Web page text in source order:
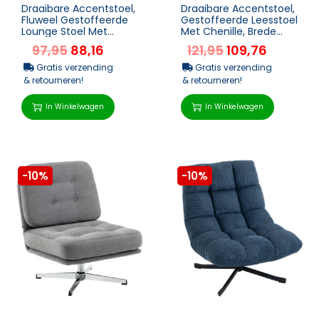
Draaibare Accentstoel,
Fluweel Gestoffeerde
Lounge Stoel Met
Hoogteverstelling Voor
Woonkamer, Kanto...
97,95 88,16
Gratis verzending
& retourneren!
In Winkelwagen
Draaibare Accentstoel,
Gestoffeerde Leesstoel
Met Chenille, Brede
Zitplaats, Verenkussen
En Metalen ...
121,95109,76
Gratis verzending
& retourneren!
In Winkelwagen
-10% -10%